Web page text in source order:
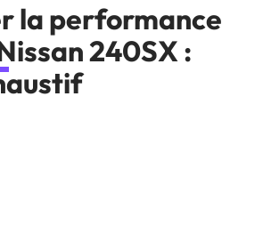
la performance
240SX :